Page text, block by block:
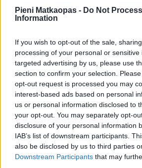
Pieni Matkaopas - Do Not
Information
If you wish to opt-out of the sale,
processing of your personal or
targeted advertising by us, please use
section to confirm your selection.
opt-out request is processed you may
interest-based ads based on personal
us or personal information disclosed to
your opt-out. You may separately opt-
disclosure of your personal information
IAB’s list of downstream participants.
also be disclosed by us to third parties
Downstream Participants that may
Auringonnousu ja -lasku
20:38 . Nouseva aurinko alkaa siintää
suunnassa 68 astetta (itä) ja laskeva
mailleen horisonttiin suunnassa 292
Kuinka nopeasti Ohiossa
Ohiossa on hämärää vielä 30
jälkeen ja aamu alkaa sarastaa saman
auringonnousua. Auringon laskettua
nopeammin kuin Suomessa, ero Etelä-